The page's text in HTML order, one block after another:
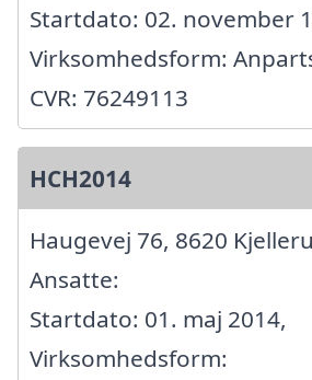
Startdato: 02. november
Virksomhedsform:
CVR: 76249113
HCH2014
Haugevej 76, 8620
Ansatte:
Startdato: 01. maj 2014,
Virksomhedsform: